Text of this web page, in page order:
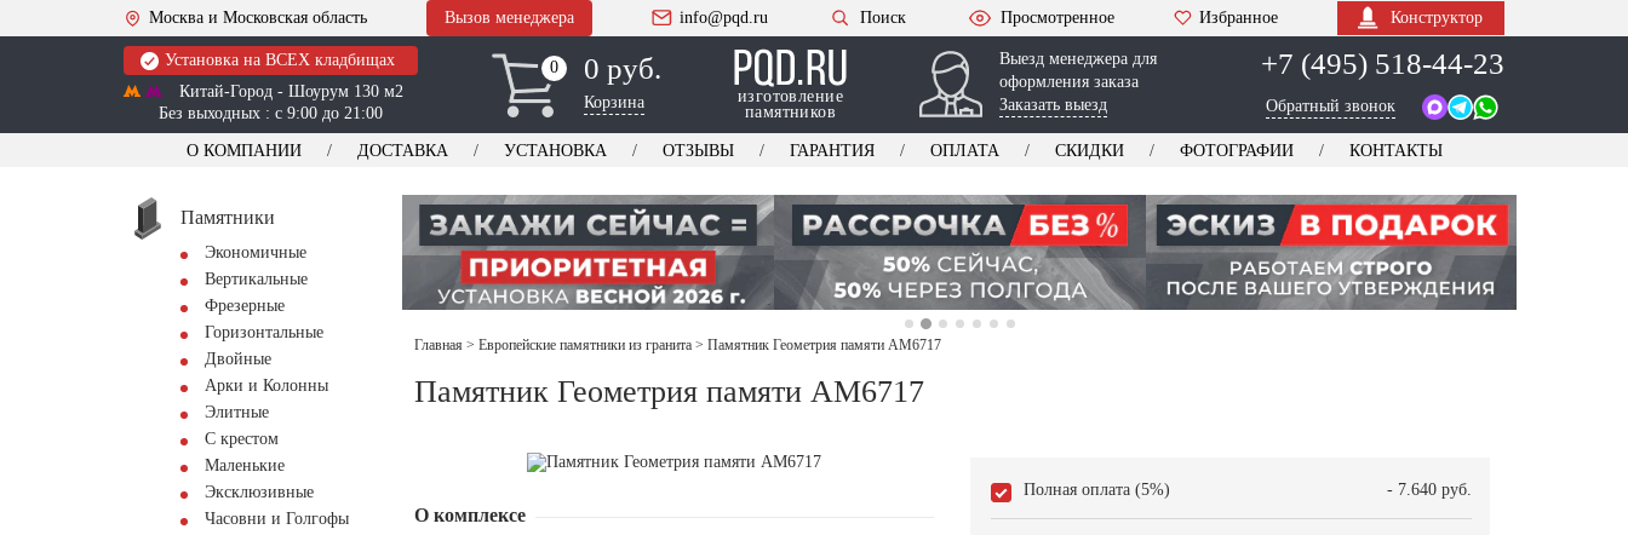
Москва и Московская область Вызов менеджера info@pqd.ru Поиск Просмотренное Избранное Конструктор
Установка на ВСЕХ кладбищах
Китай-Город - Шоурум 130 м2
Без выходных : с 9:00 до 21:00
0
0 0 руб.
Корзина
изготовление
памятников
Выезд менеджера для
оформления заказа
Заказать выезд
+7 (495) 518-44-23
Обратный звонок
О КОМПАНИИ ДОСТАВКА УСТАНОВКА ОТЗЫВЫ ГАРАНТИЯ ОПЛАТА СКИДКИ ФОТОГРАФИИ КОНТАКТЫ
Памятники
Экономичные
Вертикальные
Фрезерные
Горизонтальные
Двойные
Арки и Колонны
Элитные
С крестом
Маленькие
Эксклюзивные
Часовни и Голгофы
Главная > Европейские памятники из гранита > Памятник Геометрия памяти AM6717
Памятник Геометрия памяти AM6717
О комплексе
Полная оплата (5%) - 7.640 руб.